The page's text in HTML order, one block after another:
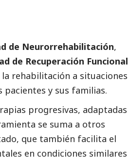
de Neurorrehabilitación,
de Recuperación Funcional
rehabilitación a situaciones
y sus familias.
progresivas, adaptadas
se suma a otros
que también facilita el
en condiciones similares